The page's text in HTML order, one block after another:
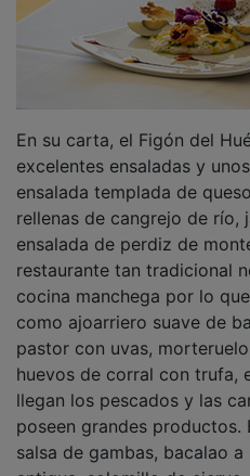
excelentes ensaladas y
ensalada templada de
rellenas de cangrejo de río,
ensalada de perdiz de
restaurante tan tradicional
cocina manchega por lo
como ajoarriero suave de
pastor con uvas,
huevos de corral con trufa,
llegan los pescados y las
poseen grandes productos.
salsa de gambas, bacalao
antigua, solomillo de ciervo